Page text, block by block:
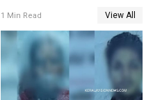
പിഴ
1 Min Read View All